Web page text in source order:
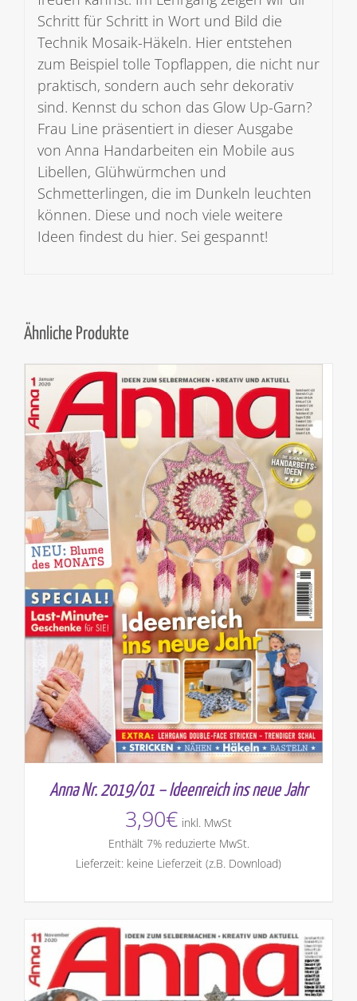
Schritt für Schritt in Wort und Bild die
Technik Mosaik-Häkeln. Hier entstehen
zum Beispiel tolle Topflappen, die nicht nur
praktisch, sondern auch sehr dekorativ
sind. Kennst du schon das Glow Up-Garn?
Frau Line präsentiert in dieser Ausgabe
von Anna Handarbeiten ein Mobile aus
Libellen, Glühwürmchen und
Schmetterlingen, die im Dunkeln leuchten
können. Diese und noch viele weitere
Ideen findest du hier. Sei gespannt!
Ähnliche Produkte
Anna Nr. 2019/01 – Ideenreich ins neue Jahr
3,90€ inkl. MwSt
Enthält 7% reduzierte MwSt.
Lieferzeit: keine Lieferzeit (z.B. Download)